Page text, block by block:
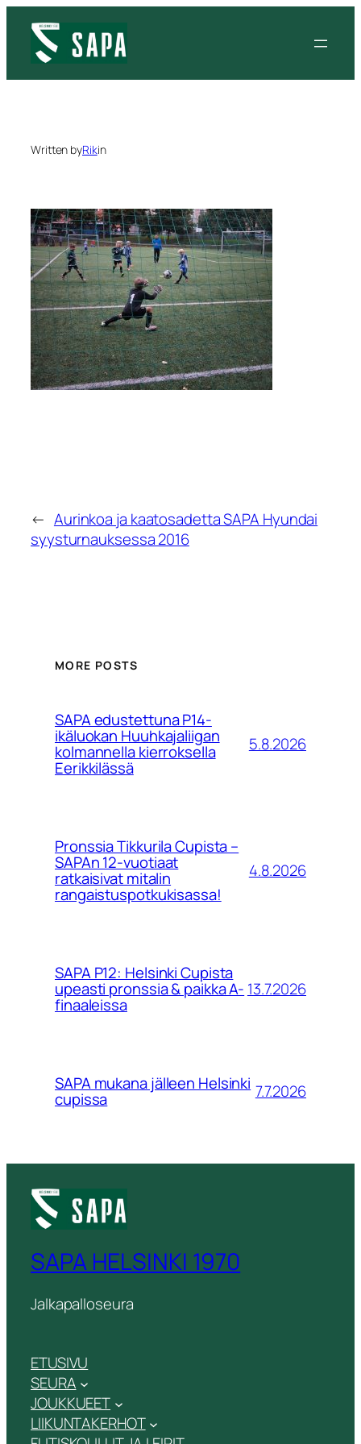
sisältöön
Written byRikin
← Aurinkoa ja kaatosadetta SAPA Hyundai
syysturnauksessa 2016
MORE POSTS
SAPA edustettuna P14-
ikäluokan Huuhkajaliigan
kolmannella kierroksella
Eerikkilässä
5.8.2026
Pronssia Tikkurila Cupista –
SAPAn 12-vuotiaat
ratkaisivat mitalin
rangaistuspotkukisassa!
4.8.2026
SAPA P12: Helsinki Cupista
upeasti pronssia & paikka A-
finaaleissa
13.7.2026
SAPA mukana jälleen Helsinki
cupissa 7.7.2026
SAPA HELSINKI 1970
Jalkapalloseura
ETUSIVU
SEURA
JOUKKUEET
LIIKUNTAKERHOT